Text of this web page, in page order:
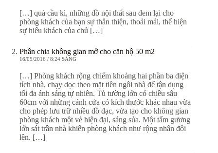
[…] quá cầu kì, những đồ nội thất sau đem lại cho
phòng khách của bạn sự thân thiện, thoải mái, thể hiện
sự hiếu khách của chủ […]
Phân chia không gian mở cho căn hộ 50 m2
16/05/2016 / 8:24 SÁNG
[…] Phòng khách rộng chiếm khoảng hai phần ba diện
tích nhà, chạy dọc theo mặt tiền ngôi nhà để tận dụng
tối đa ánh sáng tự nhiên. Tủ tường lớn có chiều sâu
60cm với những cánh cửa có kích thước khác nhau vừa
cho phép lưu trữ nhiều đồ đạc, vừa tạo cho không gian
phòng khách một vẻ hiện đại, sáng sủa. Một tấm gương
lớn sát trần nhà khiến phòng khách như rộng nhân đôi
lên. […]